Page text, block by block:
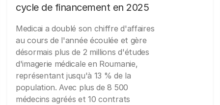
cycle de financement en 2025
Medicai a doublé son chiffre d'affaires
au cours de l'année écoulée et gère
désormais plus de 2 millions d'études
d'imagerie médicale en Roumanie,
représentant jusqu'à 13 % de la
population. Avec plus de 8 500
médecins agréés et 10 contrats